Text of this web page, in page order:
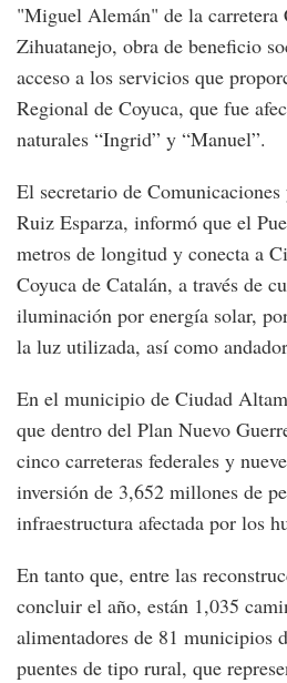
"Miguel Alemán" de la
Zihuatanejo, obra de beneficio
acceso a los servicios que
Regional de Coyuca, que fue
naturales “Ingrid” y “Manuel”.
El secretario de
Ruiz Esparza, informó que el
metros de longitud y conecta a
Coyuca de Catalán, a través de
iluminación por energía solar,
la luz utilizada, así como
En el municipio de Ciudad
que dentro del Plan Nuevo
cinco carreteras federales y
inversión de 3,652 millones de
infraestructura afectada por los
En tanto que, entre las
concluir el año, están 1,035
alimentadores de 81 municipios
puentes de tipo rural, que